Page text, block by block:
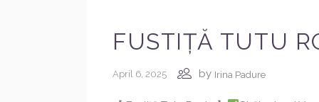
FUSTIȚĂ TUTU
April 6, 2025 by Irina Padure